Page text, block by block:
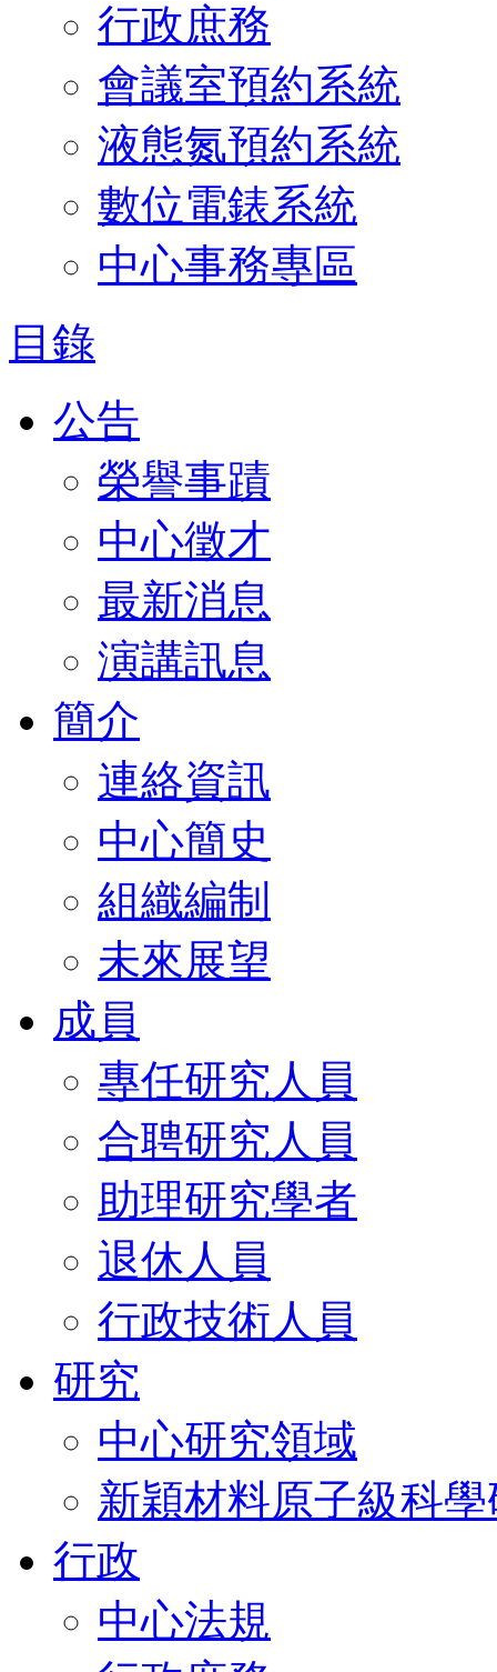
行政庶務
會議室預約系統
液態氮預約系統
數位電錶系統
中心事務專區
目錄
公告
榮譽事蹟
中心徵才
最新消息
演講訊息
簡介
連絡資訊
中心簡史
組織編制
未來展望
成員
專任研究人員
合聘研究人員
助理研究學者
退休人員
行政技術人員
研究
中心研究領域
新穎材料原子級科
行政
中心法規